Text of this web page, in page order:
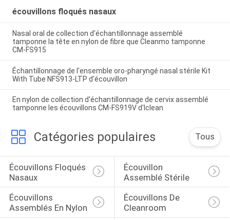
écouvillons floqués nasaux
Nasal oral de collection d'échantillonnage assemblé
tamponne la tête en nylon de fibre que Cleanmo tamponne
CM-FS915
Échantillonnage de l'ensemble oro-pharyngé nasal stérile Kit
With Tube NFS913-LTP d'écouvillon
En nylon de collection d'échantillonnage de cervix assemblé
tamponne les écouvillons CM-FS919V d'Iclean
Catégories populaires Tous
Écouvillons Floqués
Nasaux
Écouvillon
Assemblé Stérile
Écouvillons
Assemblés En Nylon
Écouvillons De
Cleanroom